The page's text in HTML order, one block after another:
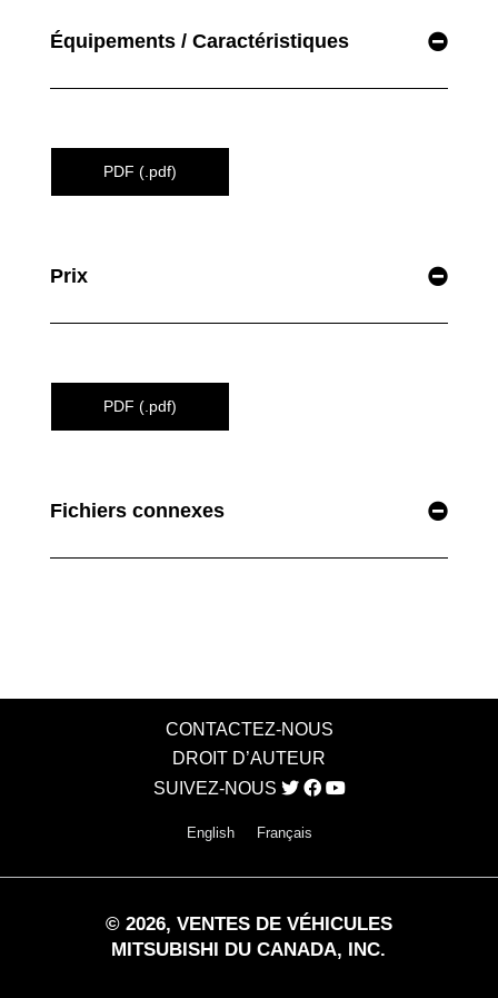
Équipements / Caractéristiques
PDF (.pdf)
Prix
PDF (.pdf)
Fichiers connexes
CONTACTEZ-NOUS
DROIT D’AUTEUR
SUIVEZ-NOUS
English Français
© 2026, VENTES DE VÉHICULES
MITSUBISHI DU CANADA, INC.